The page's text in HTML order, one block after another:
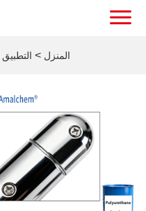
المنزل > التطبيق